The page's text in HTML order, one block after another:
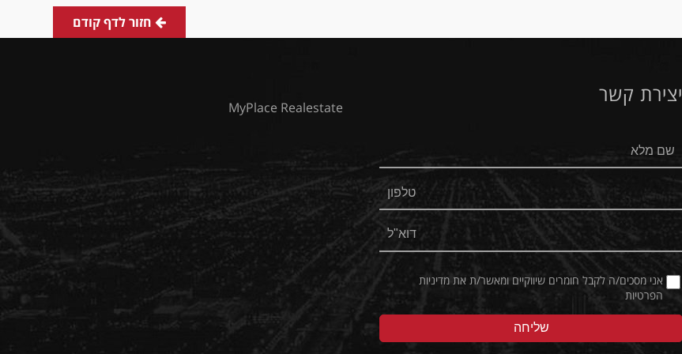
חזור לדף קודם
יצירת קשר
אני מסכים/ה לקבל חומרים שיווקיים ומאשר/ת אתמדיניות
הפרטיות
MyPlace Realestate